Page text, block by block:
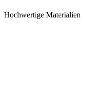
Hochwertige Materialien